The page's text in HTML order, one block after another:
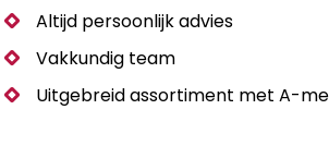
Altijd persoonlijk advies
Vakkundig team
Uitgebreid assortiment met A-